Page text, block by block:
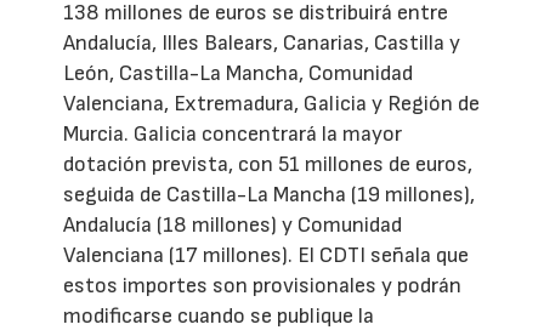
138 millones de euros se distribuirá entre
Andalucía, Illes Balears, Canarias, Castilla y
León, Castilla-La Mancha, Comunidad
Valenciana, Extremadura, Galicia y Región de
Murcia. Galicia concentrará la mayor
dotación prevista, con 51 millones de euros,
seguida de Castilla-La Mancha (19 millones),
Andalucía (18 millones) y Comunidad
Valenciana (17 millones). El CDTI señala que
estos importes son provisionales y podrán
modificarse cuando se publique la